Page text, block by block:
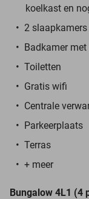
koelkast en
2
Badkamer
Toiletten
Gratis wifi
Centrale
Parkeerplaats
Terras
+ meer
Bungalow 4L1 (4